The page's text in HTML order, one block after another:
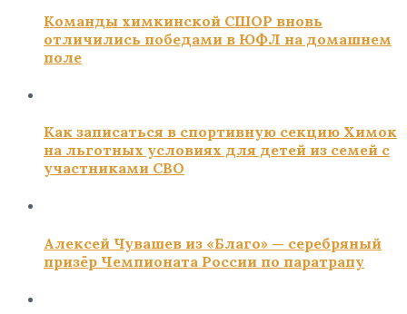
Команды химкинской СШОР вновь
отличились победами в ЮФЛ на домашнем
поле
Как записаться в спортивную секцию Химок
на льготных условиях для детей из семей с
участниками СВО
Алексей Чувашев из «Благо» — серебряный
призёр Чемпионата России по паратрапу